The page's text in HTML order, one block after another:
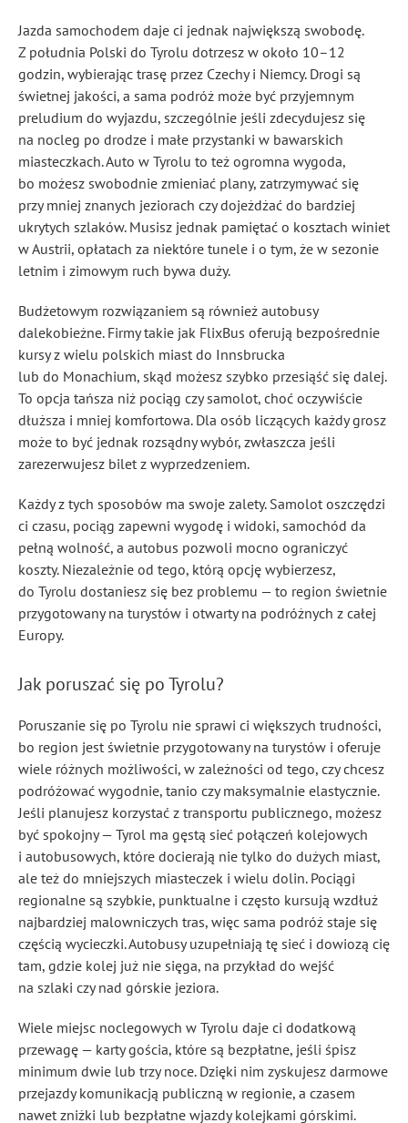
Jazda samochodem daje ci jednak największą swobodę.
Z południa Polski do Tyrolu dotrzesz w około 10–12
godzin, wybierając trasę przez Czechy i Niemcy. Drogi są
świetnej jakości, a sama podróż może być przyjemnym
preludium do wyjazdu, szczególnie jeśli zdecydujesz się
na nocleg po drodze i małe przystanki w bawarskich
miasteczkach. Auto w Tyrolu to też ogromna wygoda,
bo możesz swobodnie zmieniać plany, zatrzymywać się
przy mniej znanych jeziorach czy dojeżdżać do bardziej
ukrytych szlaków. Musisz jednak pamiętać o kosztach winiet
w Austrii, opłatach za niektóre tunele i o tym, że w sezonie
letnim i zimowym ruch bywa duży.
Budżetowym rozwiązaniem są również autobusy
dalekobieżne. Firmy takie jak FlixBus oferują bezpośrednie
kursy z wielu polskich miast do Innsbrucka
lub do Monachium, skąd możesz szybko przesiąść się dalej.
To opcja tańsza niż pociąg czy samolot, choć oczywiście
dłuższa i mniej komfortowa. Dla osób liczących każdy grosz
może to być jednak rozsądny wybór, zwłaszcza jeśli
zarezerwujesz bilet z wyprzedzeniem.
Każdy z tych sposobów ma swoje zalety. Samolot oszczędzi
ci czasu, pociąg zapewni wygodę i widoki, samochód da
pełną wolność, a autobus pozwoli mocno ograniczyć
koszty. Niezależnie od tego, którą opcję wybierzesz,
do Tyrolu dostaniesz się bez problemu — to region świetnie
przygotowany na turystów i otwarty na podróżnych z całej
Europy.
Jak poruszać się po Tyrolu?
Poruszanie się po Tyrolu nie sprawi ci większych trudności,
bo region jest świetnie przygotowany na turystów i oferuje
wiele różnych możliwości, w zależności od tego, czy chcesz
podróżować wygodnie, tanio czy maksymalnie elastycznie.
Jeśli planujesz korzystać z transportu publicznego, możesz
być spokojny — Tyrol ma gęstą sieć połączeń kolejowych
i autobusowych, które docierają nie tylko do dużych miast,
ale też do mniejszych miasteczek i wielu dolin. Pociągi
regionalne są szybkie, punktualne i często kursują wzdłuż
najbardziej malowniczych tras, więc sama podróż staje się
częścią wycieczki. Autobusy uzupełniają tę sieć i dowiozą cię
tam, gdzie kolej już nie sięga, na przykład do wejść
na szlaki czy nad górskie jeziora.
Wiele miejsc noclegowych w Tyrolu daje ci dodatkową
przewagę — karty gościa, które są bezpłatne, jeśli śpisz
minimum dwie lub trzy noce. Dzięki nim zyskujesz darmowe
przejazdy komunikacją publiczną w regionie, a czasem
nawet zniżki lub bezpłatne wjazdy kolejkami górskimi.